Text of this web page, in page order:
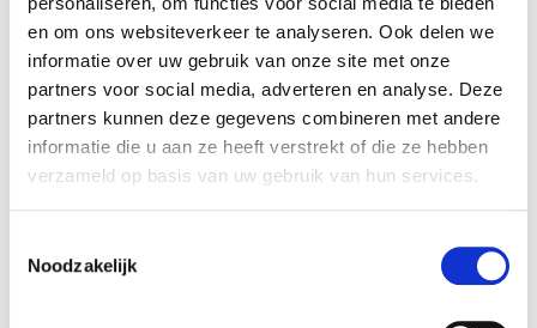
en om ons websiteverkeer te analyseren. Ook delen we
informatie over uw gebruik van onze site met onze
partners voor social media, adverteren en analyse. Deze
partners kunnen deze gegevens combineren met andere
informatie die u aan ze heeft verstrekt of die ze hebben
verzameld op basis van uw gebruik van hun services.
Noodzakelijk